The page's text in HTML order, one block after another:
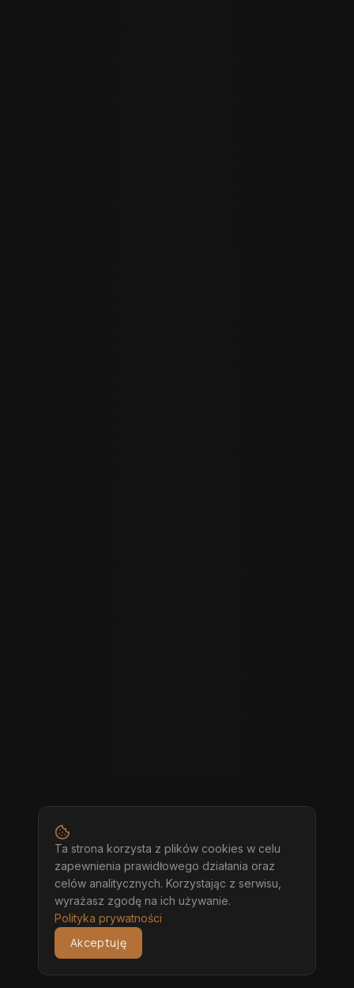
Ta strona korzysta z plików cookies w celu
zapewnienia prawidłowego działania oraz
celów analitycznych. Korzystając z serwisu,
wyrażasz zgodę na ich używanie.
Polityka prywatności
Akceptuję